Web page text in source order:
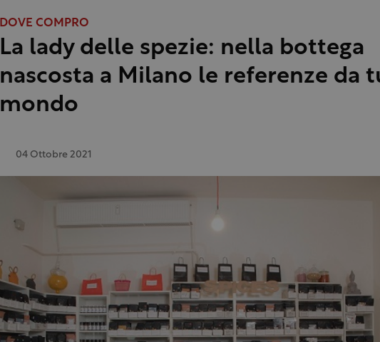
DOVE COMPRO
La lady delle spezie: nella bottega
nascosta a Milano le referenze da
mondo
04 Ottobre 2021